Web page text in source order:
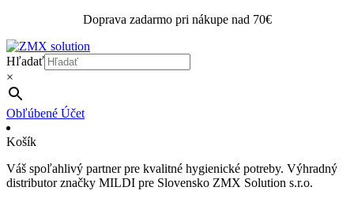
Doprava zadarmo pri nákupe nad 70€
Hľadať
×
Obľúbené Účet
Košík
Váš spoľahlivý partner pre kvalitné hygienické potreby. Výhradný
distributor značky MILDI pre Slovensko ZMX Solution s.r.o.